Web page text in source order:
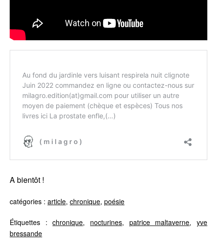
A bientôt !
catégories : article, chronique, poésie
Étiquettes : chronique, nocturines, patrice maltaverne,yve
bressande